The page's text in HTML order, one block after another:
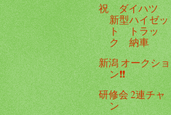
祝 ダイハツ
新型ハイゼッ
ト トラッ
ク 納車
新潟 オークショ
ン❗️❗️
研修会 2連チャ
ン